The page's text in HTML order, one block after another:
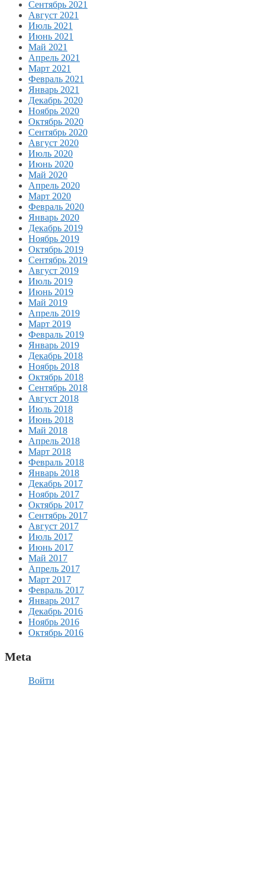
Сентябрь 2021
Август 2021
Июль 2021
Июнь 2021
Май 2021
Апрель 2021
Март 2021
Февраль 2021
Январь 2021
Декабрь 2020
Ноябрь 2020
Октябрь 2020
Сентябрь 2020
Август 2020
Июль 2020
Июнь 2020
Май 2020
Апрель 2020
Март 2020
Февраль 2020
Январь 2020
Декабрь 2019
Ноябрь 2019
Октябрь 2019
Сентябрь 2019
Август 2019
Июль 2019
Июнь 2019
Май 2019
Апрель 2019
Март 2019
Февраль 2019
Январь 2019
Декабрь 2018
Ноябрь 2018
Октябрь 2018
Сентябрь 2018
Август 2018
Июль 2018
Июнь 2018
Май 2018
Апрель 2018
Март 2018
Февраль 2018
Январь 2018
Декабрь 2017
Ноябрь 2017
Октябрь 2017
Сентябрь 2017
Август 2017
Июль 2017
Июнь 2017
Май 2017
Апрель 2017
Март 2017
Февраль 2017
Январь 2017
Декабрь 2016
Ноябрь 2016
Октябрь 2016
Meta
Войти